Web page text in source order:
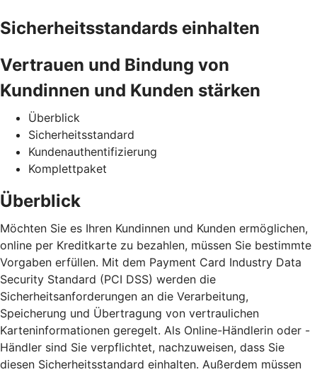
Sicherheitsstandards einhalten
Vertrauen und Bindung von
Kundinnen und Kunden stärken
Überblick
Sicherheitsstandard
Kundenauthentifizierung
Komplettpaket
Überblick
Möchten Sie es Ihren Kundinnen und Kunden ermöglichen,
online per Kreditkarte zu bezahlen, müssen Sie bestimmte
Vorgaben erfüllen. Mit dem Payment Card Industry Data
Security Standard (PCI DSS) werden die
Sicherheitsanforderungen an die Verarbeitung,
Speicherung und Übertragung von vertraulichen
Karteninformationen geregelt. Als Online-Händlerin oder -
Händler sind Sie verpflichtet, nachzuweisen, dass Sie
diesen Sicherheitsstandard einhalten. Außerdem müssen